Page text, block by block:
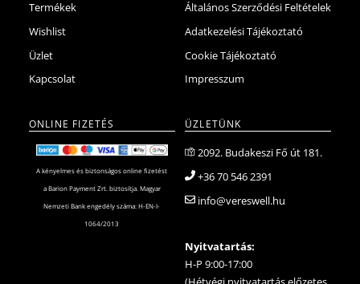
Termékek
Wishlist
Üzlet
Kapcsolat
Általános Szerződési Feltételek
Adatkezelési Tájékoztató
Cookie Tájékoztató
Impresszum
ONLINE FIZETÉS
A kényelmes és biztonságos online fizetést
a Barion Payment Zrt. biztosítja. Magyar
Nemzeti Bank engedély száma: H-EN-I-
1064/2013
ÜZLETÜNK
2092. Budakeszi Fő út 181.
+36 70 546 2391
info@vereswell.hu
Nyitvatartás:
H-P 9:00-17:00